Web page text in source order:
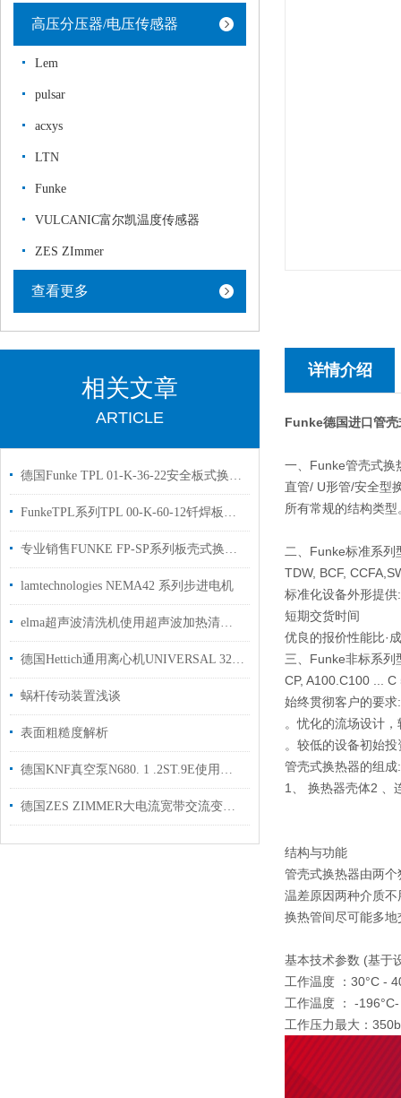
高压分压器/电压传感器
Lem
pulsar
acxys
LTN
Funke
VULCANIC富尔凯温度传感器
ZES ZImmer
查看更多
相关文章
ARTICLE
德国Funke TPL 01-K-36-22安全板式换热器用于食品制造行业使用
FunkeTPL系列TPL 00-K-60-12钎焊板式换热器
专业销售FUNKE FP-SP系列板壳式换热器
lamtechnologies NEMA42 系列步进电机
elma超声波清洗机使用超声波加热清洁液在没有加热器的情况下液体会变热？
德国Hettich通用离心机UNIVERSAL 320货号1401用于高校实验室使用
蜗杆传动装置浅谈
表面粗糙度解析
德国KNF真空泵N680. 1 .2ST.9E使用注意事项
德国ZES ZIMMER大电流宽带交流变频器PCTx-K-L6 用于高校实验室使用
详情介绍
Funke德国进口管
一、Funke管壳式换
直管/ U形管/安全型
所有常规的结构类
二、Funke标准系列
TDW, BCF,
标准化设备外形提供:
短期交货时间
优良的报价性能比·
三、Funke非标系列
CP, A100.C100 ... C
始终贯彻客户的要
。忧化的流场设计
。较低的设备初始
管壳式换热器的组成:
1、 换热器壳体2 、
结构与功能
管壳式换热器由两
温差原因两种介质
换热管间尽可能多
基本技术参数 (基于
工作温度 ：30°C -
工作温度 ： -
工作压力最大：